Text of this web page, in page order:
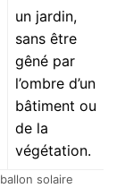
un jardin,
sans être
gêné par
l’ombre d’un
bâtiment ou
de la
végétation.
solaire